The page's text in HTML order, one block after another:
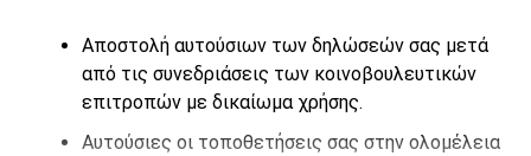
Αποστολή αυτούσιων των δηλώσεών σας μετά
από τις συνεδριάσεις των κοινοβουλευτικών
επιτροπών με δικαίωμα χρήσης.
Αυτούσιες οι τοποθετήσεις σας στην ολομέλεια